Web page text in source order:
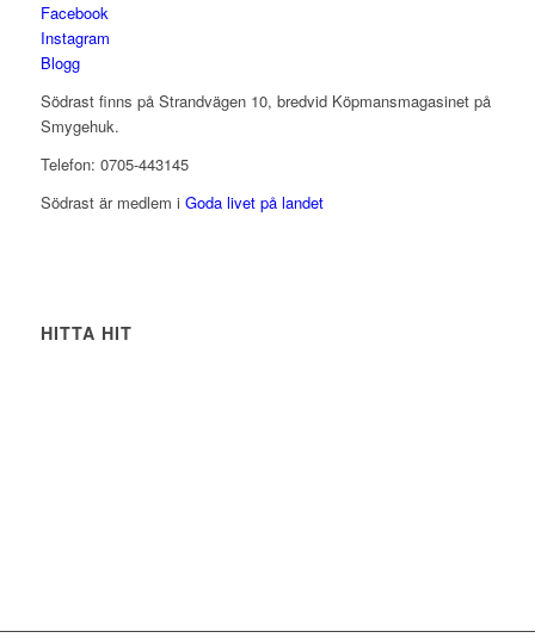
Facebook
Instagram
Blogg
Södrast finns på Strandvägen 10, bredvid Köpmansmagasinet på
Smygehuk.
Telefon: 0705-443145
Södrast är medlem i Goda livet på landet
HITTA HIT